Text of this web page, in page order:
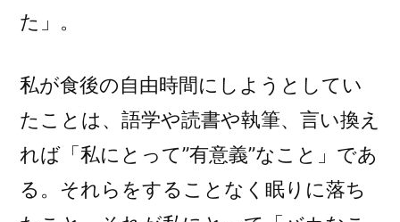
た」。
私が食後の自由時間にしようとしてい
たことは、語学や読書や執筆、言い換え
れば「私にとって”有意義”なこと」であ
る。それらをすることなく眠りに落ち